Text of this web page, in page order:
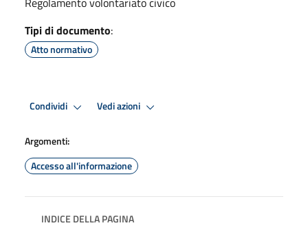
Tipi di documento:
Atto normativo
Condividi Vedi azioni
Argomenti:
Accesso all'informazione
INDICE DELLA PAGINA